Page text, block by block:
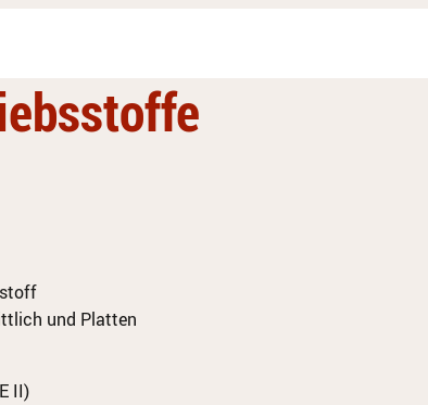
und Platten
II)